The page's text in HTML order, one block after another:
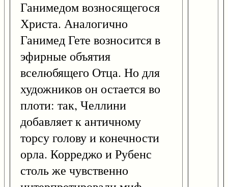
Ганимедом возносящегося
Христа. Аналогично
Ганимед Гете возносится в
эфирные объятия
вселюбящего Отца. Но для
художников он остается во
плоти: так, Челлини
добавляет к античному
торсу голову и конечности
орла. Корреджо и Рубенс
столь же чувственно